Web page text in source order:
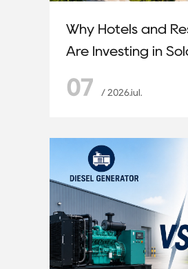
Why Hotels and
Are Investing in
07 / 2026.iul.